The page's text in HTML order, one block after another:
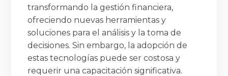
transformando la gestión financiera,
ofreciendo nuevas herramientas y
soluciones para el análisis y la toma de
decisiones. Sin embargo, la adopción de
estas tecnologías puede ser costosa y
requerir una capacitación significativa.